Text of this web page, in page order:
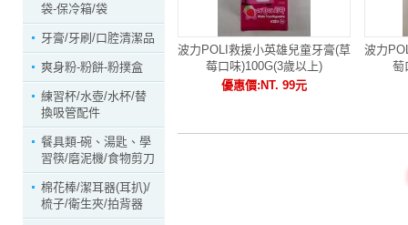
袋-保冷箱/袋
牙膏/牙刷/口腔清潔品
爽身粉-粉餅-粉撲盒
練習杯/水壺/水杯/替
換吸管配件
餐具類-碗、湯匙、學
習筷/磨泥機/食物剪刀
棉花棒/潔耳器(耳扒)/
梳子/衛生夾/拍背器
波力POLI救援小英雄兒童牙膏(草
莓口味)100G(3歲以上)
優惠價:NT. 99元
波力
萄